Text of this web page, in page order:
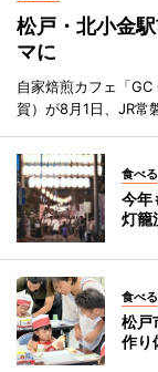
松戸・北小金
マに
自家焙煎カフェ「
賀）が8月1日、JR常
食べる
今年
灯籠
食べる
松戸
作り